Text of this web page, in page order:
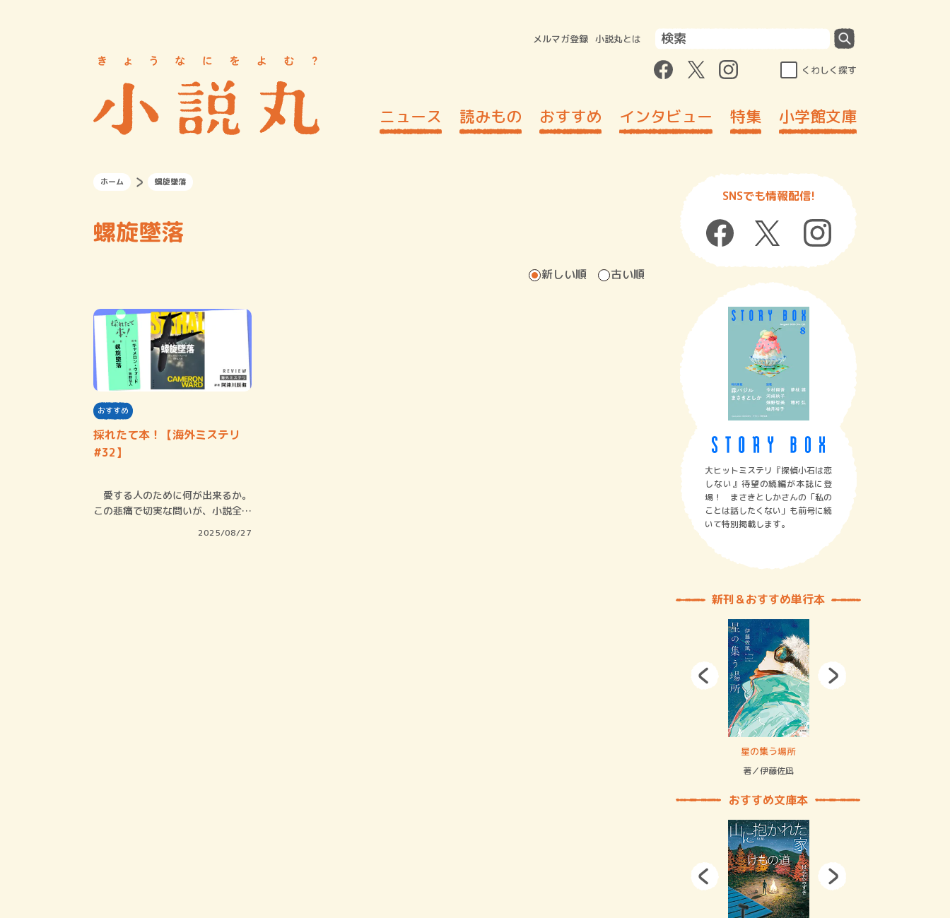
メルマガ登録 小説丸とは
くわしく探す
ニュース 読みもの おすすめ インタビュー 特集 小学館文庫
ホーム 螺旋墜落
螺旋墜落
新しい順 古い順
おすすめ
採れたて本！【海外ミステリ
#32】
愛する人のために何が出来るか。
この悲痛で切実な問いが、小説全体
2025/08/27
SNSでも情報配信!
大ヒットミステリ『探偵小石は恋
しない』待望の続編が本誌に登
場！ まさきとしかさんの「私の
ことは話したくない」も前号に続
いて特別掲載します。
新刊＆おすすめ単行本
星の集う場所
著／伊藤佐凪
おすすめ文庫本